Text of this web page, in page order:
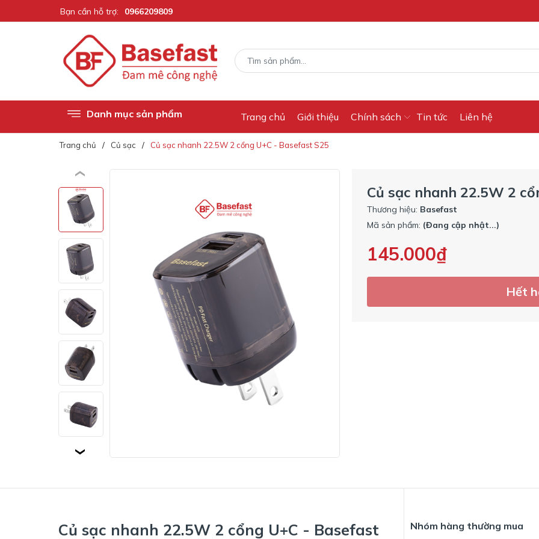
Bạn cần hỗ trợ: 0966209809
Danh mục sản phẩm Trang chủ Giới thiệu Chính sách Tin tức Liên hệ
Trang chủ Củ sạc Củ sạc nhanh 22.5W 2 cổng U+C - Basefast S25
Củ sạc nhanh 22.5W 2
Thương hiệu: Basefast
Mã sản phẩm: (Đang cập nhật...)
145.000₫
Hết
Củ sạc nhanh 22.5W 2 cổng U+C - Basefast Nhóm hàng thường mua